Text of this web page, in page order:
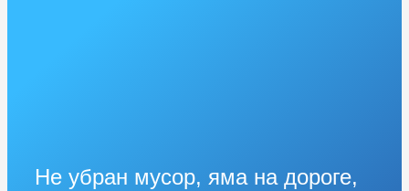
Не убран мусор, яма на дороге,